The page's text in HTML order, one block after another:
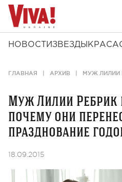
НОВОСТИ ЗВЕЗДЫ КРАСА
ГЛАВНАЯ АРХИВ МУЖ ЛИЛИИ
Муж Лилии Ребрик
почему они
празднование
18.09.2015